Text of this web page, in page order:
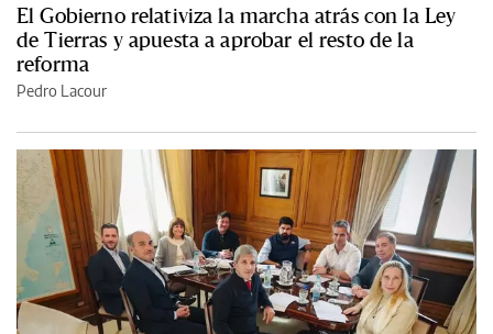
El Gobierno relativiza la marcha atrás con la Ley
de Tierras y apuesta a aprobar el resto de la
reforma
Pedro Lacour